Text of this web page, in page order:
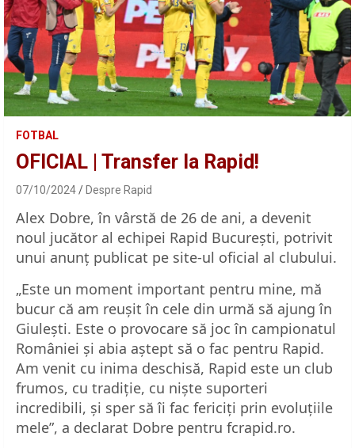
FOTBAL
OFICIAL | Transfer la Rapid!
07/10/2024 Despre Rapid
Alex Dobre, în vârstă de 26 de ani, a devenit
noul jucător al echipei Rapid București, potrivit
unui anunț publicat pe site-ul oficial al clubului.
„Este un moment important pentru mine, mă
bucur că am reușit în cele din urmă să ajung în
Giulești. Este o provocare să joc în campionatul
României și abia aștept să o fac pentru Rapid.
Am venit cu inima deschisă, Rapid este un club
frumos, cu tradiție, cu niște suporteri
incredibili, și sper să îi fac fericiți prin evoluțiile
mele”, a declarat Dobre pentru fcrapid.ro.